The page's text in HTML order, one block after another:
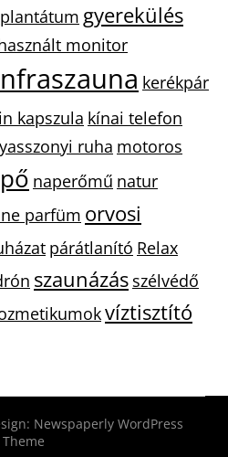
gyerekülés
monitor
kerékpár
kapszula kínai telefon
ruha motoros
naperőmű natur
parfüm orvosi
párátlanító Relax
szaunázás szélvédő
víztisztító
Newspaperly WordPress
Theme